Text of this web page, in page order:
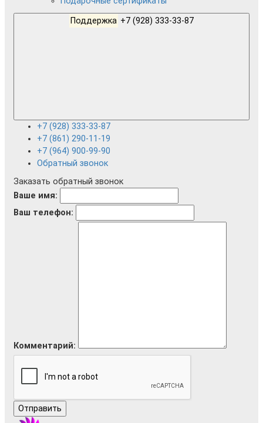
Поддержка
+7 (928) 333-33-87
+7 (861) 290-11-19
+7 (964) 900-99-90
Обратный звонок
Заказать обратный звонок
Ваше имя:
Ваш телефон:
Комментарий:
Отправить